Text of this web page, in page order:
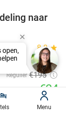
88%
naar
8.8star
Regulier €195
€24
favorite_border
Menu